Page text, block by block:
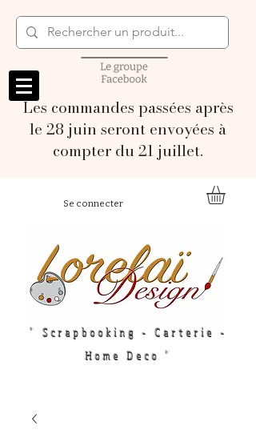
Les commandes passées après
le 28 juin seront envoyées à
compter du 21 juillet.
Se connecter
" Scrapbooking - Carterie -
Home Deco "